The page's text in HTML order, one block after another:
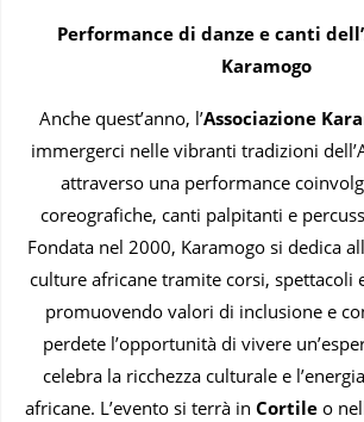
Performance di danze e canti
Karamogo
Anche quest’anno, l’Associazione
immergerci nelle vibranti tradizioni
attraverso una performance
coreografiche, canti palpitanti e
Fondata nel 2000, Karamogo si dedica
culture africane tramite corsi, spettacoli
promuovendo valori di inclusione e
perdete l’opportunità di vivere
celebra la ricchezza culturale e
africane. L’evento si terrà in Cortileo